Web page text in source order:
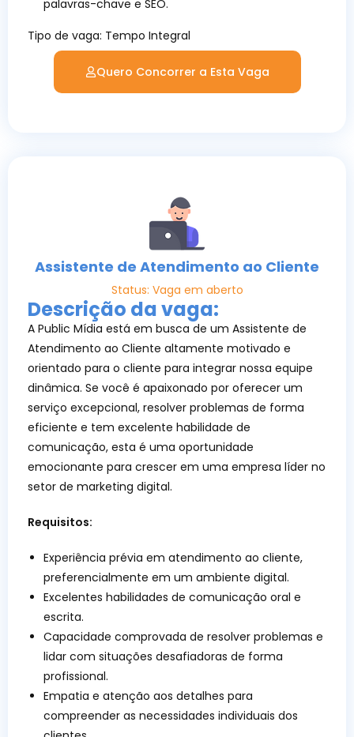
palavras-chave e SEO.
Tipo de vaga: Tempo Integral
Quero Concorrer a Esta Vaga
Assistente de Atendimento ao Cliente
Status: Vaga em aberto
Descrição da vaga:
A Public Mídia está em busca de um Assistente de
Atendimento ao Cliente altamente motivado e
orientado para o cliente para integrar nossa equipe
dinâmica. Se você é apaixonado por oferecer um
serviço excepcional, resolver problemas de forma
eficiente e tem excelente habilidade de
comunicação, esta é uma oportunidade
emocionante para crescer em uma empresa líder no
setor de marketing digital.
Requisitos:
Experiência prévia em atendimento ao cliente,
preferencialmente em um ambiente digital.
Excelentes habilidades de comunicação oral e
escrita.
Capacidade comprovada de resolver problemas e
lidar com situações desafiadoras de forma
profissional.
Empatia e atenção aos detalhes para
compreender as necessidades individuais dos